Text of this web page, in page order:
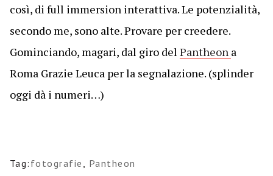
così, di full immersion interattiva. Le potenzialità,
secondo me, sono alte. Provare per creedere.
Gominciando, magari, dal giro del Pantheon a
Roma Grazie Leuca per la segnalazione. (splinder
oggi dà i numeri…)
Tag: fotografie , Pantheon